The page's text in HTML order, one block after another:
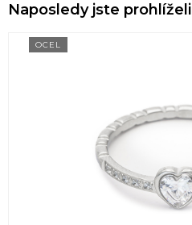
Naposledy jste prohlíželi
OCEL